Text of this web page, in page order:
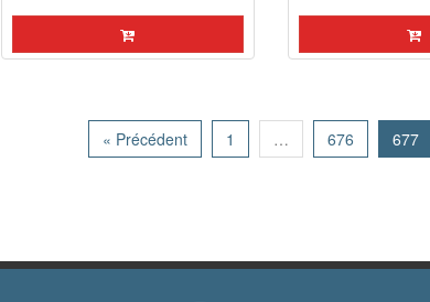
« Précédent 1 … 676 677